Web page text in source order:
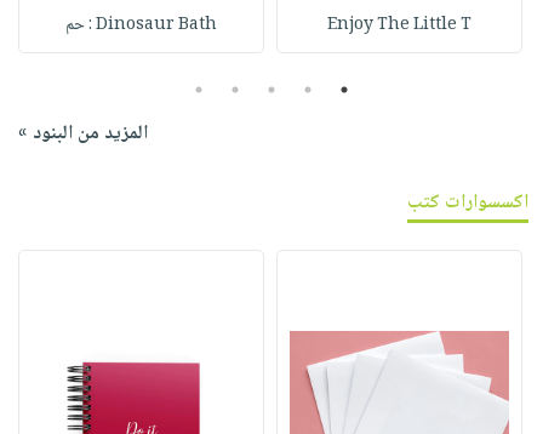
Enjoy The Little T Dinosaur Bath : حم
1
2
3
4
5
المزيد من البنود »
اكسسوارات كتب